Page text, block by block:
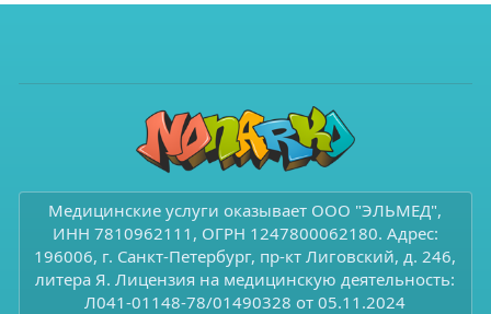
Медицинские услуги оказывает ООО "ЭЛЬМЕД",
ИНН 7810962111, ОГРН 1247800062180. Адрес:
196006, г. Санкт-Петербург, пр-кт Лиговский, д. 246,
литера Я. Лицензия на медицинскую деятельность:
Л041-01148-78/01490328 от 05.11.2024